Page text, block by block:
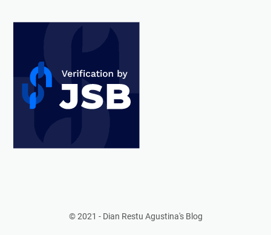
© 2021 - Dian Restu Agustina's Blog